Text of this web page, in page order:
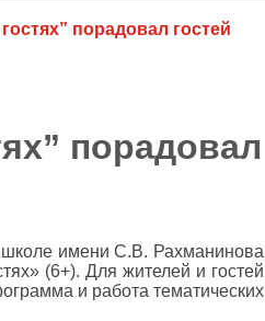
порадовал гостей
порадовал
школе имени С.В. Рахманинова
(6+). Для жителей и гостей
и работа тематических